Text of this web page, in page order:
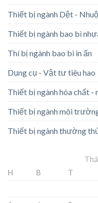
Thiết bị ngành Dệt -
Thiết bị ngành bao bì
Thí bị ngành bao bì in ấn
Dụng cụ - Vật tư tiêu hao
Thiết bị ngành hóa chất -
Thiết bị ngành môi
Thiết bị ngành thường
H B T